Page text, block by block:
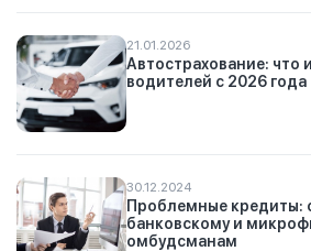
21.01.2026
Автострахование: что
водителей с 2026 года
30.12.2024
Проблемные кредиты:
банковскому и
омбудсманам